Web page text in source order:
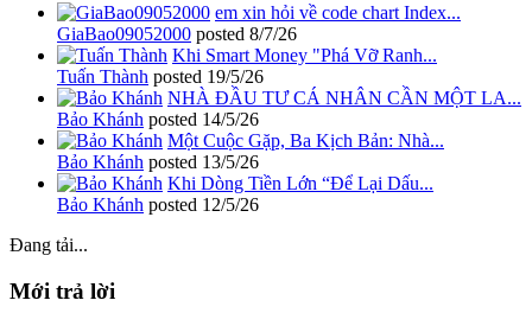
em xin hỏi về code chart Index...
GiaBao09052000 posted 8/7/26
Khi Smart Money "Phá Vỡ Ranh...
Tuấn Thành posted 19/5/26
NHÀ ĐẦU TƯ CÁ NHÂN CẦN MỘT LA...
Bảo Khánh posted 14/5/26
Một Cuộc Gặp, Ba Kịch Bản: Nhà...
Bảo Khánh posted 13/5/26
Khi Dòng Tiền Lớn “Để Lại Dấu...
Bảo Khánh posted 12/5/26
Đang tải...
Mới trả lời